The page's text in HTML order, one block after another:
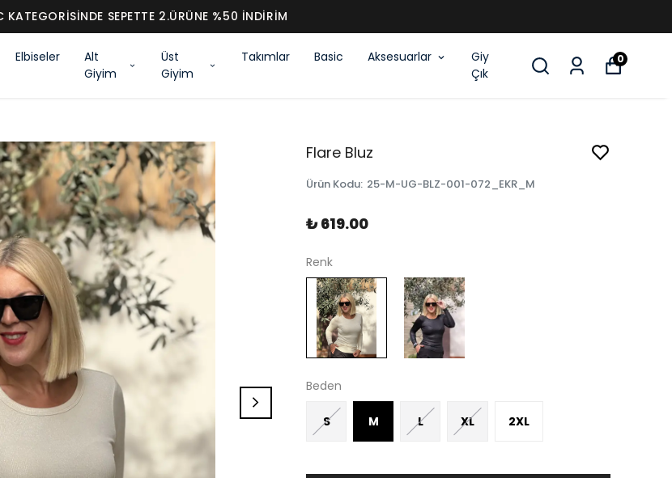
BASIC KATEGORİSİNDE SEPETTE 2.ÜRÜNE %50 İNDİRİM
Elbiseler
Alt
Giyim
Üst
Giyim
Takımlar Basic Aksesuarlar
Giy
Çık
0
Flare Bluz
Ürün Kodu: 25-M-UG-BLZ-001-072_EKR_M
₺ 619.00
Renk
Beden
S M L XL 2XL